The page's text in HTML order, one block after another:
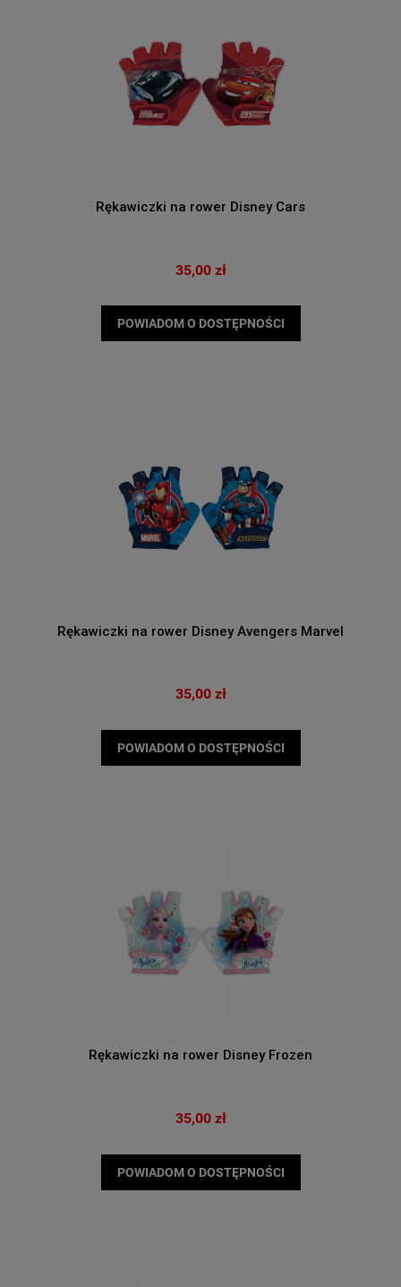
Rękawiczki na rower Disney Cars
35,00 zł
POWIADOM O DOSTĘPNOŚCI
Rękawiczki na rower Disney Avengers Marvel
35,00 zł
POWIADOM O DOSTĘPNOŚCI
Rękawiczki na rower Disney Frozen
35,00 zł
POWIADOM O DOSTĘPNOŚCI